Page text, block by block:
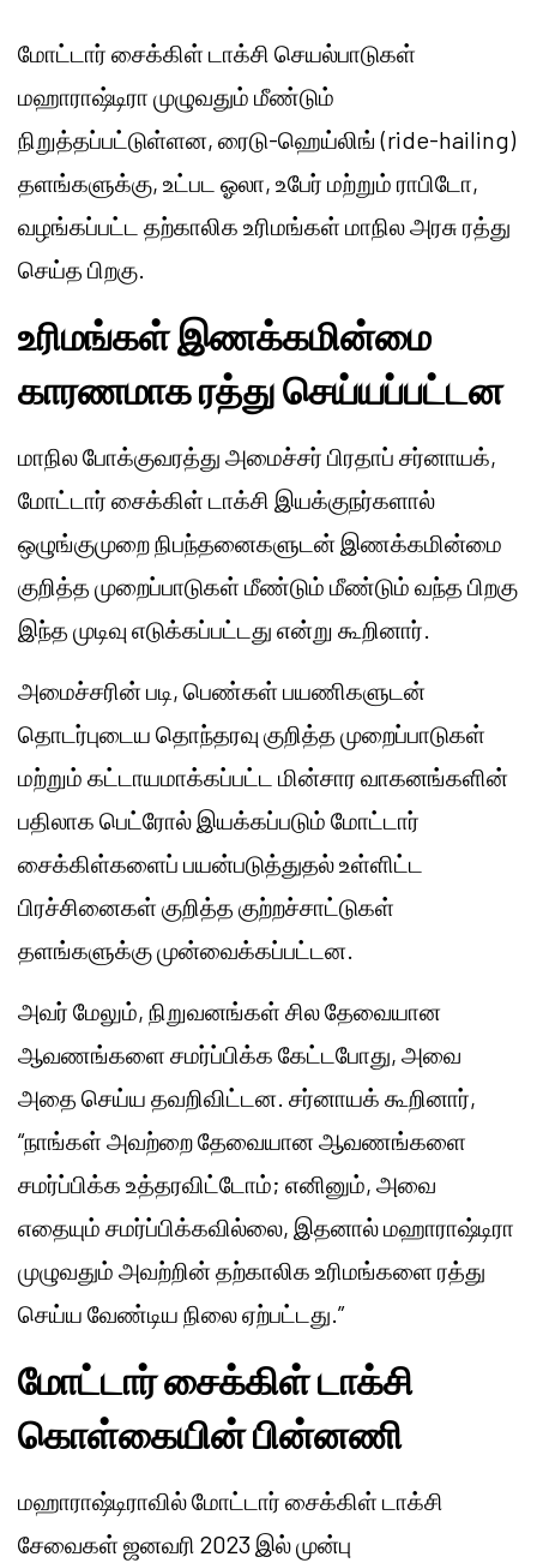
மோட்டார் சைக்கிள் டாக்சி செயல்பாடுகள்
மஹாராஷ்டிரா முழுவதும் மீண்டும்
நிறுத்தப்பட்டுள்ளன, ரைடு-ஹெய்லிங் (ride-hailing)
தளங்களுக்கு, உட்பட ஓலா, உபேர் மற்றும் ராபிடோ,
வழங்கப்பட்ட தற்காலிக உரிமங்கள் மாநில அரசு ரத்து
செய்த பிறகு.
உரிமங்கள் இணக்கமின்மை
காரணமாக ரத்து செய்யப்பட்டன
மாநில போக்குவரத்து அமைச்சர் பிரதாப் சர்னாயக்,
மோட்டார் சைக்கிள் டாக்சி இயக்குநர்களால்
ஒழுங்குமுறை நிபந்தனைகளுடன் இணக்கமின்மை
குறித்த முறைப்பாடுகள் மீண்டும் மீண்டும் வந்த பிறகு
இந்த முடிவு எடுக்கப்பட்டது என்று கூறினார்.
அமைச்சரின் படி, பெண்கள் பயணிகளுடன்
தொடர்புடைய தொந்தரவு குறித்த முறைப்பாடுகள்
மற்றும் கட்டாயமாக்கப்பட்ட மின்சார வாகனங்களின்
பதிலாக பெட்ரோல் இயக்கப்படும் மோட்டார்
சைக்கிள்களைப் பயன்படுத்துதல் உள்ளிட்ட
பிரச்சினைகள் குறித்த குற்றச்சாட்டுகள்
தளங்களுக்கு முன்வைக்கப்பட்டன.
அவர் மேலும், நிறுவனங்கள் சில தேவையான
ஆவணங்களை சமர்ப்பிக்க கேட்டபோது, அவை
அதை செய்ய தவறிவிட்டன. சர்னாயக் கூறினார்,
“நாங்கள் அவற்றை தேவையான ஆவணங்களை
சமர்ப்பிக்க உத்தரவிட்டோம்; எனினும், அவை
எதையும் சமர்ப்பிக்கவில்லை, இதனால் மஹாராஷ்டிரா
முழுவதும் அவற்றின் தற்காலிக உரிமங்களை ரத்து
செய்ய வேண்டிய நிலை ஏற்பட்டது.”
மோட்டார் சைக்கிள் டாக்சி
கொள்கையின் பின்னணி
மஹாராஷ்டிராவில் மோட்டார் சைக்கிள் டாக்சி
சேவைகள் ஜனவரி 2023 இல் முன்பு